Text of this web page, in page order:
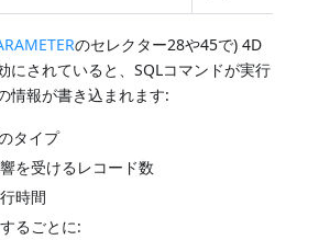
のセレクター28や45で) 4D
にされていると、SQLコマンドが実行
情報が書き込まれます:
タイプ
を受けるレコード数
時間
るごとに: